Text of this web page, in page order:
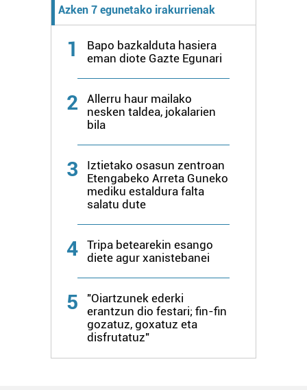
Azken 7 egunetako irakurrienak
1
Bapo bazkalduta hasiera
eman diote Gazte Egunari
2
Allerru haur mailako
nesken taldea, jokalarien
bila
3
Iztietako osasun zentroan
Etengabeko Arreta Guneko
mediku estaldura falta
salatu dute
4
Tripa betearekin esango
diete agur xanistebanei
5
"Oiartzunek ederki
erantzun dio festari; fin-fin
gozatuz, goxatuz eta
disfrutatuz"